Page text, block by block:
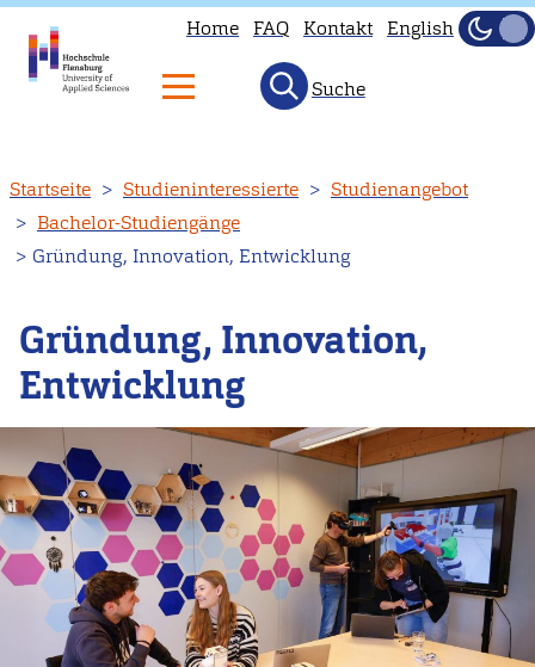
zum
Inhalt
Home FAQ Kontakt English
Hell
Suche
Startseite Studieninteressierte
Studienangebot
Bachelor-Studiengänge
Gründung, Innovation, Entwicklung
Gründung, Innovation,
Entwicklung